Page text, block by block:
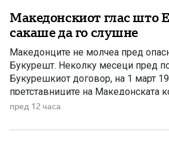
Македонскиот глас што
сакаше да го слушне
Македонците не молчеа пред
Букурешт. Неколку месеци пред
Букурешкиот договор, на 1 март
претставниците на Македонската
Петербург — Гаврил
потпишаа Меморандум за
пред 12 часа